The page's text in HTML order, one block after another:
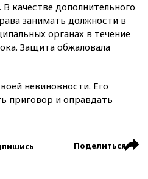
качестве дополнительного
занимать должности в
органах в течение
Защита обжаловала
невиновности. Его
приговор и оправдать
Поделиться